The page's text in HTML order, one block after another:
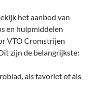
het aanbod van
en hulpmiddelen
VTO Cromstrijen
zijn de belangrijkste:
als favoriet of als